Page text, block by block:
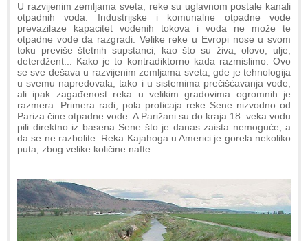
U razvijenim zemljama sveta, reke su uglavnom postale kanali
otpadnih voda. Industrijske i komunalne otpadne vode
prevazilaze kapacitet vodenih tokova i voda ne može te
otpadne vode da razgradi. Velike reke u Evropi nose u svom
toku previše štetnih supstanci, kao što su živa, olovo, ulje,
deterdžent... Kako je to kontradiktorno kada razmislimo. Ovo
se sve dešava u razvijenim zemljama sveta, gde je tehnologija
u svemu napredovala, tako i u sistemima prečišćavanja vode,
ali ipak zagađenost reka u velikim gradovima ogromnih je
razmera. Primera radi, pola proticaja reke Sene nizvodno od
Pariza čine otpadne vode. A Parižani su do kraja 18. veka vodu
pili direktno iz basena Sene što je danas zaista nemoguće, a
da se ne razbolite. Reka Kajahoga u Americi je gorela nekoliko
puta, zbog velike količine nafte.